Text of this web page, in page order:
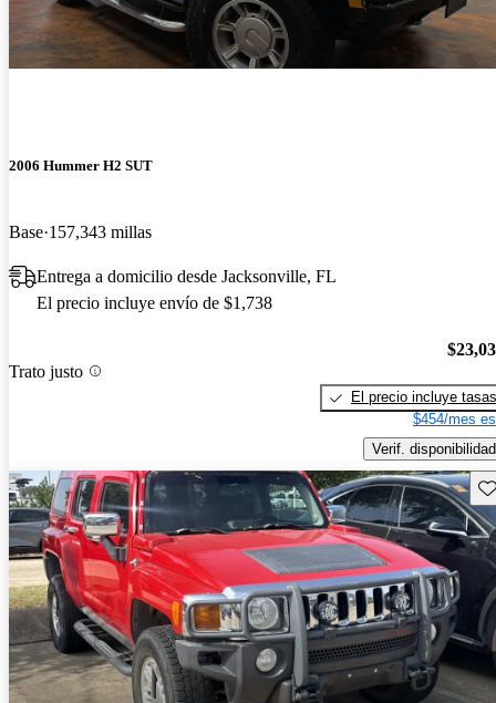
2006 Hummer H2 SUT
Base 157,343 millas
Entrega a domicilio desde Jacksonville, FL
El precio incluye envío de $1,738
Trato justo
El precio incluye tasas
$454/mes
Verif. disponibilidad